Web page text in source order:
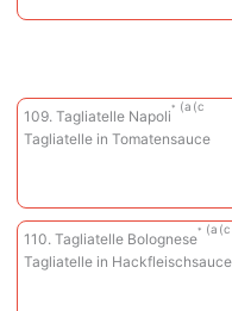
109. Tagliatelle Napoli
a c
Tagliatelle in Tomatensauce
110. Tagliatelle Bolognese
a c
Tagliatelle in Hackfleischsauce